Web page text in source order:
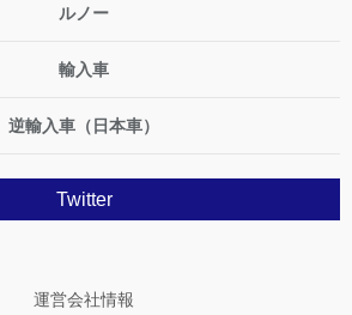
ルノー
輸入車
逆輸入車（日本車）
Twitter
運営会社情報